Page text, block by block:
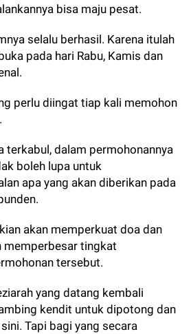
bisa maju pesat.
selalu berhasil. Karena itulah
pada hari Rabu, Kamis dan
perlu diingat tiap kali memohon
terkabul, dalam permohonannya
boleh lupa untuk
apa yang akan diberikan pada
akan memperkuat doa dan
memperbesar tingkat
tersebut.
yang datang kembali
kendit untuk dipotong dan
Tapi bagi yang secara